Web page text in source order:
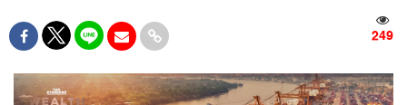
249